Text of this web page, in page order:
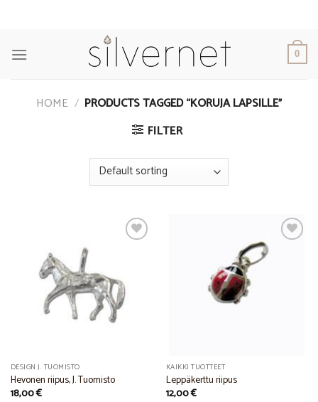
0
HOME / PRODUCTS TAGGED “KORUJA LAPSILLE”
FILTER
Wishlist
DESIGN J. TUOMISTO
Hevonen riipus, J. Tuomisto
18,00€
KAIKKI TUOTTEET
Leppäkerttu riipus
12,00€